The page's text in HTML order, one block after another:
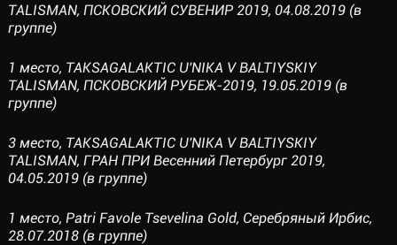
TALISMAN, ПСКОВСКИЙ СУВЕНИР 2019, 04.08.2019 (в
группе)
1 место, TAKSAGALAKTIC U'NIKA V BALTIYSKIY
TALISMAN, ПСКОВСКИЙ РУБЕЖ-2019, 19.05.2019 (в
группе)
3 место, TAKSAGALAKTIC U'NIKA V BALTIYSKIY
TALISMAN, ГРАН ПРИ Весенний Петербург 2019,
04.05.2019 (в группе)
1 место, Patri Favole Tsevelina Gold, Серебряный Ирбис,
28.07.2018 (в группе)